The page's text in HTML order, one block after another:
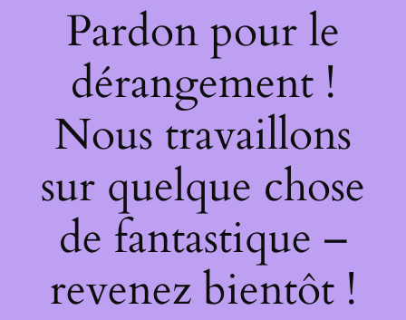
Pardon pour le
dérangement !
Nous travaillons
sur quelque chose
de fantastique –
revenez bientôt !